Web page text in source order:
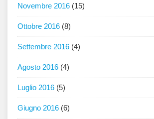
Novembre 2016 (15)
Ottobre 2016 (8)
Settembre 2016 (4)
Agosto 2016 (4)
Luglio 2016 (5)
Giugno 2016 (6)